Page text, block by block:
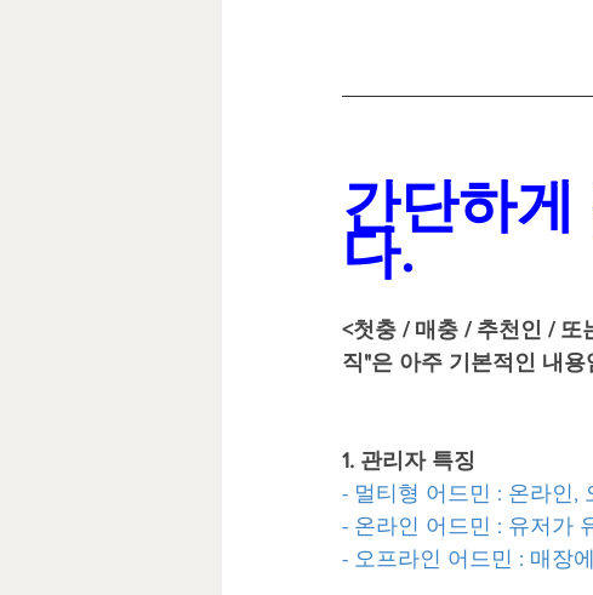
간단하게
다.
<첫충 / 매충 / 추천인 / 또
직"은 아주 기본적인 내
1. 관리자 특징
- 멀티형 어드민 : 온라인,
- 온라인 어드민 : 유저가
- 오프라인 어드민 : 매장